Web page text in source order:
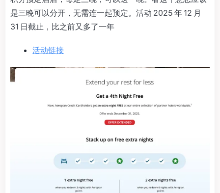
是三晚可以分开，无需连一起预定。活动 2025 年 12 月
31 日截止，比之前又多了一年
活动链接